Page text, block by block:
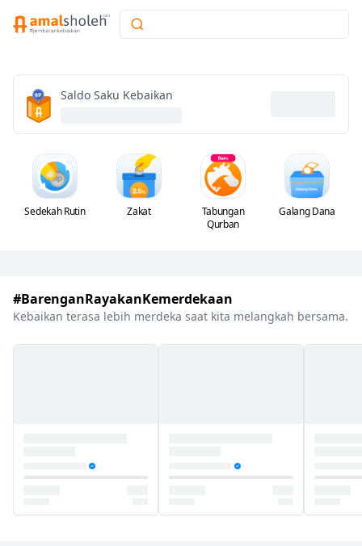
Saldo Saku Kebaikan
Sedekah Rutin Zakat
Tabungan
Qurban
Galang Dana
#BarenganRayakanKemerdekaan
Kebaikan terasa lebih merdeka saat kita melangkah bersama.